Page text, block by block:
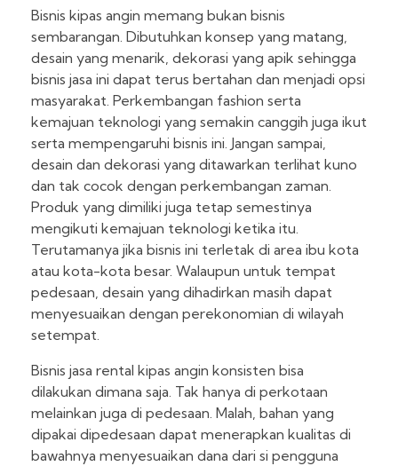
Bisnis kipas angin memang bukan bisnis
sembarangan. Dibutuhkan konsep yang matang,
desain yang menarik, dekorasi yang apik sehingga
bisnis jasa ini dapat terus bertahan dan menjadi opsi
masyarakat. Perkembangan fashion serta
kemajuan teknologi yang semakin canggih juga ikut
serta mempengaruhi bisnis ini. Jangan sampai,
desain dan dekorasi yang ditawarkan terlihat kuno
dan tak cocok dengan perkembangan zaman.
Produk yang dimiliki juga tetap semestinya
mengikuti kemajuan teknologi ketika itu.
Terutamanya jika bisnis ini terletak di area ibu kota
atau kota-kota besar. Walaupun untuk tempat
pedesaan, desain yang dihadirkan masih dapat
menyesuaikan dengan perekonomian di wilayah
setempat.
Bisnis jasa rental kipas angin konsisten bisa
dilakukan dimana saja. Tak hanya di perkotaan
melainkan juga di pedesaan. Malah, bahan yang
dipakai dipedesaan dapat menerapkan kualitas di
bawahnya menyesuaikan dana dari si pengguna